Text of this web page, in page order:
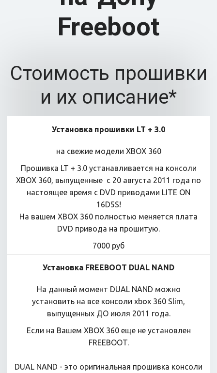
Freeboot
Стоимость прошивки
и их описание*
Установка прошивки LT + 3.0
на свежие модели XBOX 360
Прошивка LT + 3.0 устанавливается на консоли
XBOX 360, выпущенные с 20 августа 2011 года по
настоящее время с DVD приводами LITE ON
16D5S!
На вашем XBOX 360 полностью меняется плата
DVD привода на прошитую.
7000 руб
Установка FREEBOOT DUAL NAND
На данный момент DUAL NAND можно
установить на все консоли xbox 360 Slim,
выпущенных ДО июля 2011 года.
Если на Вашем XBOX 360 еще не установлен
FREEBOOT.
DUAL NAND - это оригинальная прошивка консоли